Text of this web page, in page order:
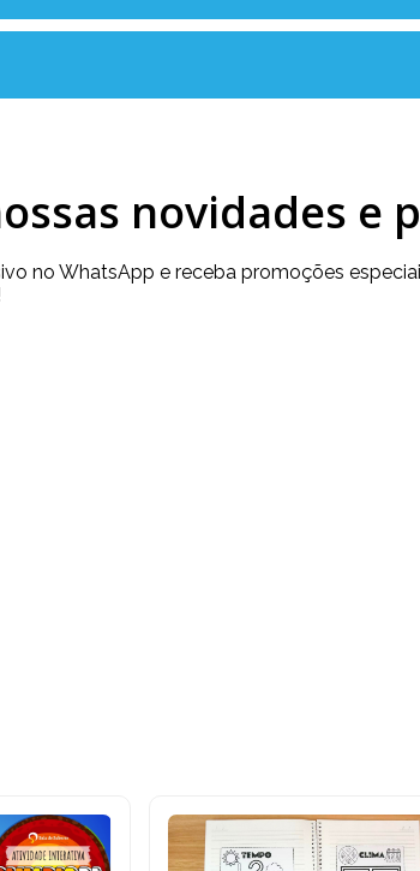
novidades e
no WhatsApp e receba promoções